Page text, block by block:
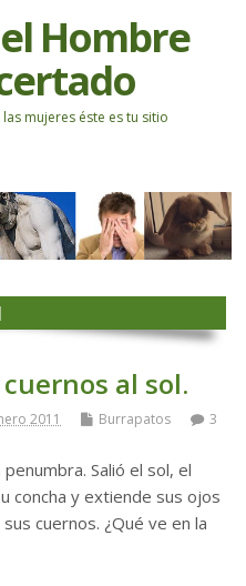
Hombre
mujeres éste es tu sitio
al sol.
2011 Burrapatos
3
Salió el sol, el
concha y extiende sus ojos
cuernos. ¿Qué ve en la